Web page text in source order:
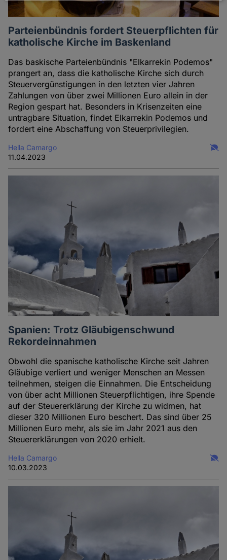
Parteienbündnis fordert Steuerpflichten für
katholische Kirche im Baskenland
Das baskische Parteienbündnis "Elkarrekin Podemos"
prangert an, dass die katholische Kirche sich durch
Steuervergünstigungen in den letzten vier Jahren
Zahlungen von über zwei Millionen Euro allein in der
Region gespart hat. Besonders in Krisenzeiten eine
untragbare Situation, findet Elkarrekin Podemos und
fordert eine Abschaffung von Steuerprivilegien.
Hella Camargo
11.04.2023
Spanien: Trotz Gläubigenschwund
Rekordeinnahmen
Obwohl die spanische katholische Kirche seit Jahren
Gläubige verliert und weniger Menschen an Messen
teilnehmen, steigen die Einnahmen. Die Entscheidung
von über acht Millionen Steuerpflichtigen, ihre Spende
auf der Steuererklärung der Kirche zu widmen, hat
dieser 320 Millionen Euro beschert. Das sind über 25
Millionen Euro mehr, als sie im Jahr 2021 aus den
Steuererklärungen von 2020 erhielt.
Hella Camargo
10.03.2023
und
Cookies